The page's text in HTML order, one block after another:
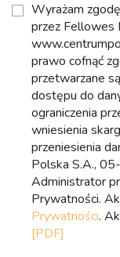
Wyrażam
przez Fellowes
prawo cofnąć
przetwarzane
dostępu do
ograniczenia
wniesienia
przeniesienia
Polska S.A.,
Administrator
Prywatności.
Prywatności.
[PDF]